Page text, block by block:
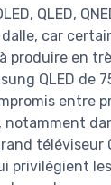
QLED,
car
produire en
QLED de
entre
notamment
téléviseur
privilégient